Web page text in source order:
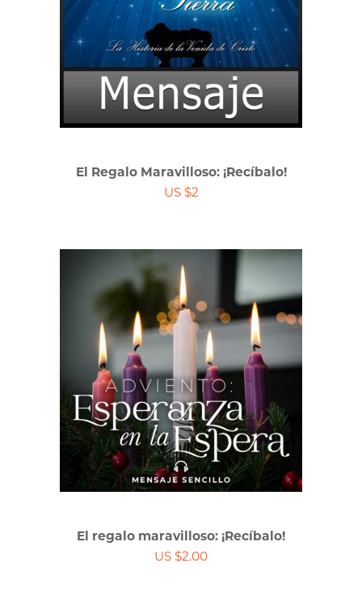
El Regalo Maravilloso: ¡Recíbalo!
US $2
El regalo maravilloso: ¡Recíbalo!
US $2.00